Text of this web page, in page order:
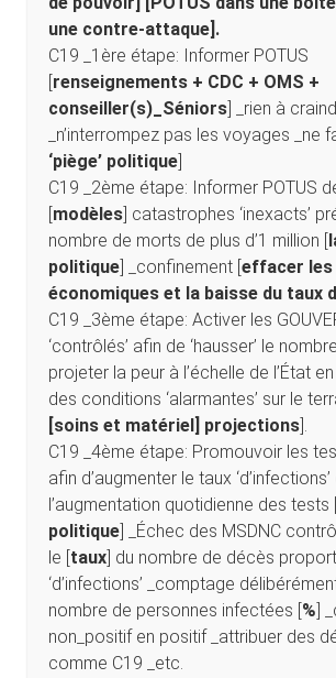
une contre-attaque].
C19 _1ère étape: Informer POTUS
[renseignements + CDC + OMS +
conseiller(s)_Séniors] _rien à
_n’interrompez pas les voyages _ne
‘piège’ politique]
C19 _2ème étape: Informer POTUS
[modèles] catastrophes ‘inexacts’
nombre de morts de plus d’1 million [
politique] _confinement [effacer les
économiques et la baisse du taux
C19 _3ème étape: Activer les
‘contrôlés’ afin de ‘hausser’ le
projeter la peur à l’échelle de l’État
des conditions ‘alarmantes’ sur le
[soins et matériel] projections].
C19 _4ème étape: Promouvoir les
afin d’augmenter le taux
l’augmentation quotidienne des tests
politique] _Échec des MSDNC
le [taux] du nombre de décès
‘d’infections’ _comptage
nombre de personnes infectées [%]
non_positif en positif _attribuer des
comme C19 _etc.